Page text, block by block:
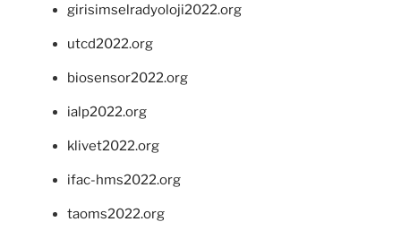
girisimselradyoloji2022.org
utcd2022.org
biosensor2022.org
ialp2022.org
klivet2022.org
ifac-hms2022.org
taoms2022.org